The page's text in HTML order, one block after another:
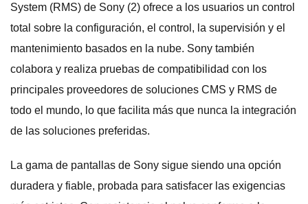
System (RMS) de Sony (2) ofrece a los usuarios un control
total sobre la configuración, el control, la supervisión y el
mantenimiento basados en la nube. Sony también
colabora y realiza pruebas de compatibilidad con los
principales proveedores de soluciones CMS y RMS de
todo el mundo, lo que facilita más que nunca la integración
de las soluciones preferidas.
La gama de pantallas de Sony sigue siendo una opción
duradera y fiable, probada para satisfacer las exigencias